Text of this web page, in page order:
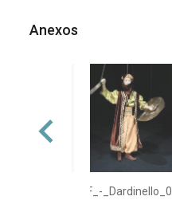
Anexos
OF_-_Dardinello_0